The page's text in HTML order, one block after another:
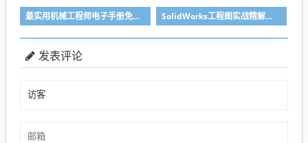
最实用机械工程师电子手册免费下载 SolidWorks工程图实战精解（SolidWorks模板制作教程）pdf及随书光盘-
发表评论